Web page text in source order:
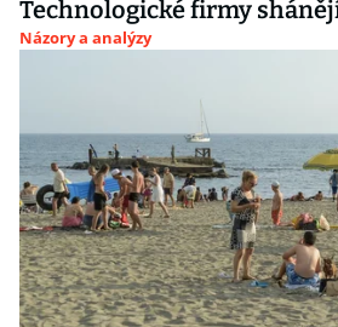
Technologické firmy
Názory a analýzy